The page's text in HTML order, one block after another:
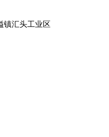
镇汇头工业区